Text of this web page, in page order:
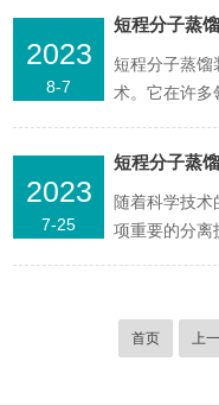
媒），通过在
样夹层里面
之类的）通
用。双层玻璃
2023
8-7
短程分子蒸
短程分子蒸
术。它在许多
沸点来实现混
包含有许多蒸
合物进入分馏
2023
7-25
短程分子蒸
随着科学技
项重要的分离
相比，分子
采用特殊的
首页 上